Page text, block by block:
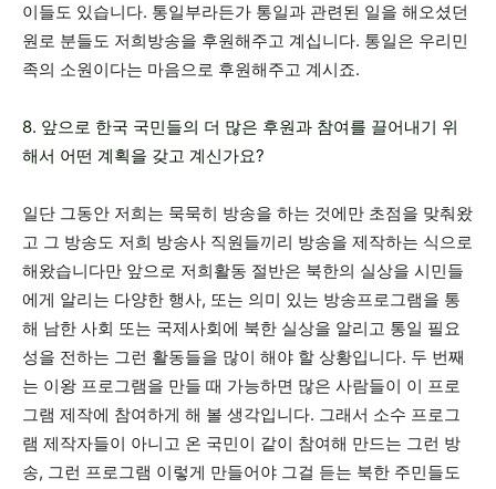
이들도 있습니다. 통일부라든가 통일과 관련된 일을 해오셨던
원로 분들도 저희방송을 후원해주고 계십니다. 통일은 우리민
족의 소원이다는 마음으로 후원해주고 계시죠.
8. 앞으로 한국 국민들의 더 많은 후원과 참여를 끌어내기 위
해서 어떤 계획을 갖고 계신가요?
일단 그동안 저희는 묵묵히 방송을 하는 것에만 초점을 맞춰왔
고 그 방송도 저희 방송사 직원들끼리 방송을 제작하는 식으로
해왔습니다만 앞으로 저희활동 절반은 북한의 실상을 시민들
에게 알리는 다양한 행사, 또는 의미 있는 방송프로그램을 통
해 남한 사회 또는 국제사회에 북한 실상을 알리고 통일 필요
성을 전하는 그런 활동들을 많이 해야 할 상황입니다. 두 번째
는 이왕 프로그램을 만들 때 가능하면 많은 사람들이 이 프로
그램 제작에 참여하게 해 볼 생각입니다. 그래서 소수 프로그
램 제작자들이 아니고 온 국민이 같이 참여해 만드는 그런 방
송, 그런 프로그램 이렇게 만들어야 그걸 듣는 북한 주민들도